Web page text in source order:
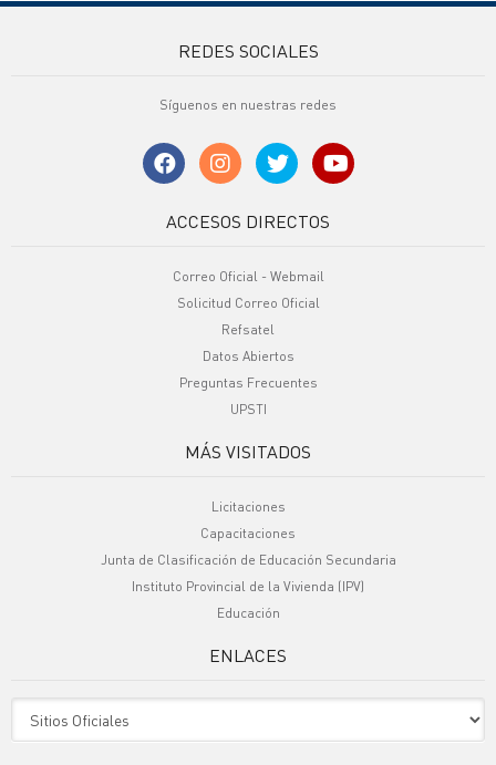
REDES SOCIALES
Síguenos en nuestras redes
ACCESOS DIRECTOS
Correo Oficial - Webmail
Solicitud Correo Oficial
Refsatel
Datos Abiertos
Preguntas Frecuentes
UPSTI
MÁS VISITADOS
Licitaciones
Capacitaciones
Junta de Clasificación de Educación Secundaria
Instituto Provincial de la Vivienda (IPV)
Educación
ENLACES